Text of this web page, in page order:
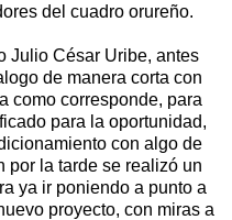
del cuadro orureño.
Julio César Uribe, antes
de manera corta con
como corresponde, para
para la oportunidad,
con algo de
por la tarde se realizó un
ya ir poniendo a punto a
proyecto, con miras a